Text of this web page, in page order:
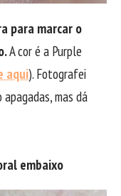
para marcar o
A cor é a Purple
aqui). Fotografei
mas dá
embaixo